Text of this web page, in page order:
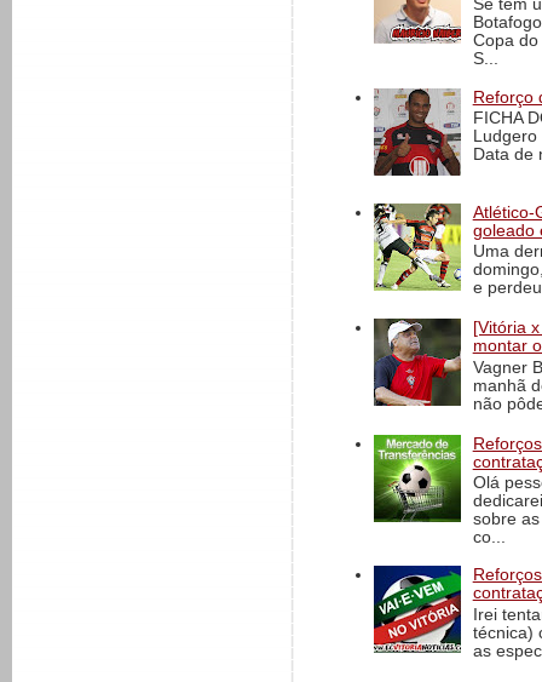
Se tem
Copa
S...
Reforço
FICHA
Data de
Atlético-
goleado
Uma
e
[Vitória
montar
Vagner
manhã
não
Olá
sobre
co...
Irei
técnica)
as